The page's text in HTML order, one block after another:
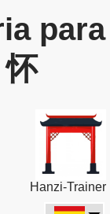
para
Hanzi-Trainer